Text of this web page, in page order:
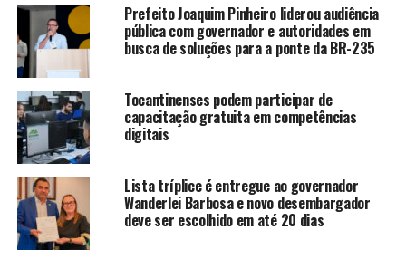
Prefeito Joaquim Pinheiro liderou audiência
pública com governador e autoridades em
busca de soluções para a ponte da BR-235
Tocantinenses podem participar de
capacitação gratuita em competências
digitais
Lista tríplice é entregue ao governador
Wanderlei Barbosa e novo desembargador
deve ser escolhido em até 20 dias